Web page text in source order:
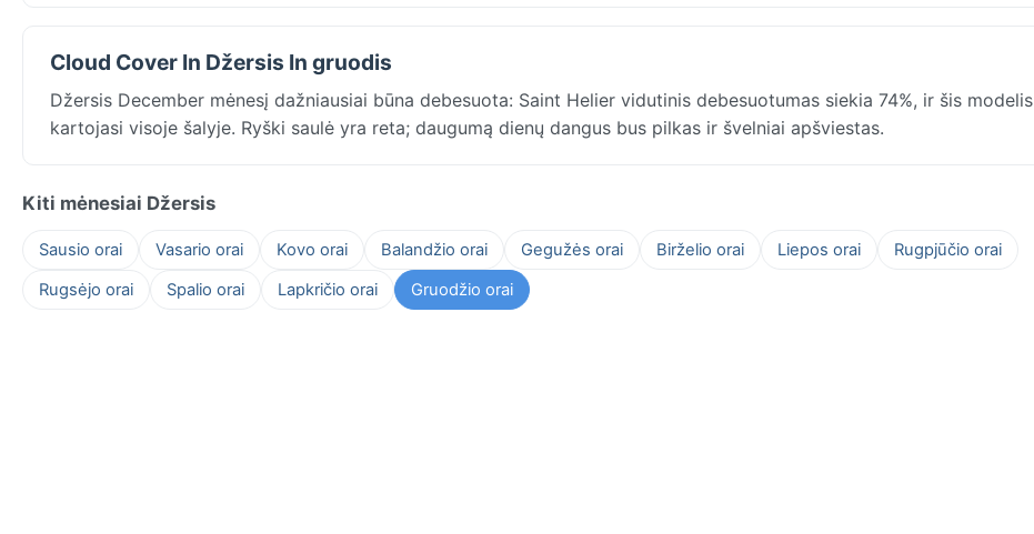
Cloud Cover In Džersis In gruodis
Džersis December mėnesį dažniausiai būna debesuota: Saint Helier vidutinis debesuotumas siekia 74%, ir šis modelis
kartojasi visoje šalyje. Ryški saulė yra reta; daugumą dienų dangus bus pilkas ir švelniai apšviestas.
Kiti mėnesiai Džersis
Sausio orai Vasario orai Kovo orai Balandžio orai Gegužės orai Birželio orai Liepos orai
Rugpjūčio orai
Rugsėjo orai
Spalio orai Lapkričio orai Gruodžio orai